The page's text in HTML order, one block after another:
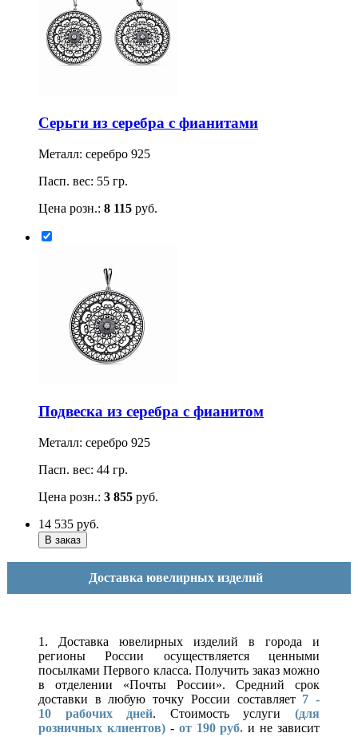
Серьги из серебра с фианитами
Металл: серебро 925
Пасп. вес: 55 гр.
Цена розн.: 8 115 руб.
Подвеска из серебра с фианитом
Металл: серебро 925
Пасп. вес: 44 гр.
Цена розн.: 3 855 руб.
14 535 руб.
Доставка ювелирных изделий
1. Доставка ювелирных изделий в города и
регионы России осуществляется ценными
посылками Первого класса. Получить заказ можно
в отделении «Почты России». Средний срок
доставки в любую точку России составляет 7 -
10 рабочих дней. Стоимость услуги(для
розничных клиентов)- от 190 руб. и не зависит